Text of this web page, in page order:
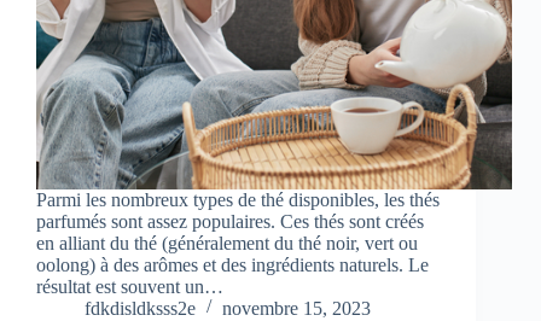
Parmi les nombreux types de thé disponibles, les thés
parfumés sont assez populaires. Ces thés sont créés
en alliant du thé (généralement du thé noir, vert ou
oolong) à des arômes et des ingrédients naturels. Le
résultat est souvent un…
fdkdisldksss2e
novembre 15, 2023